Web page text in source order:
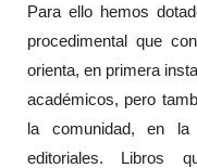
Para ello hemos
procedimental que
orienta, en primera
académicos, pero
la comunidad, en la
editoriales. Libros